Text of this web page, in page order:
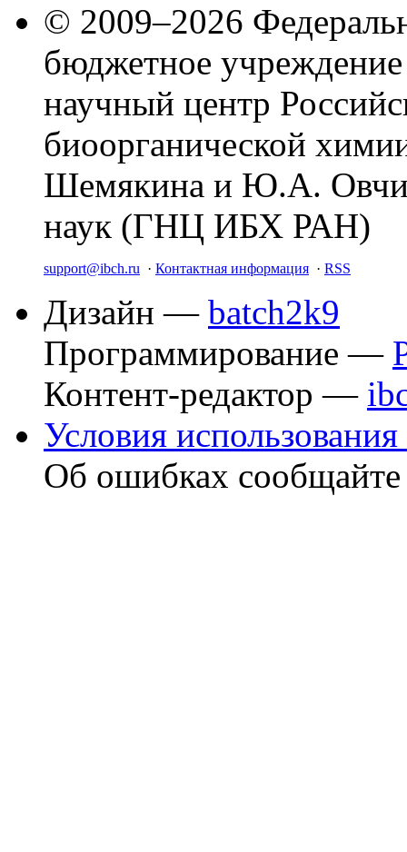
© 2009–2026
бюджетное
научный центр
биоорганической
Шемякина и Ю.А.
наук (ГНЦ ИБХ РАН)
support@ibch.ru · Контактная информация · RSS
Дизайн — batch2k9
Программирование —
Контент-редактор —
Условия использования
Об ошибках